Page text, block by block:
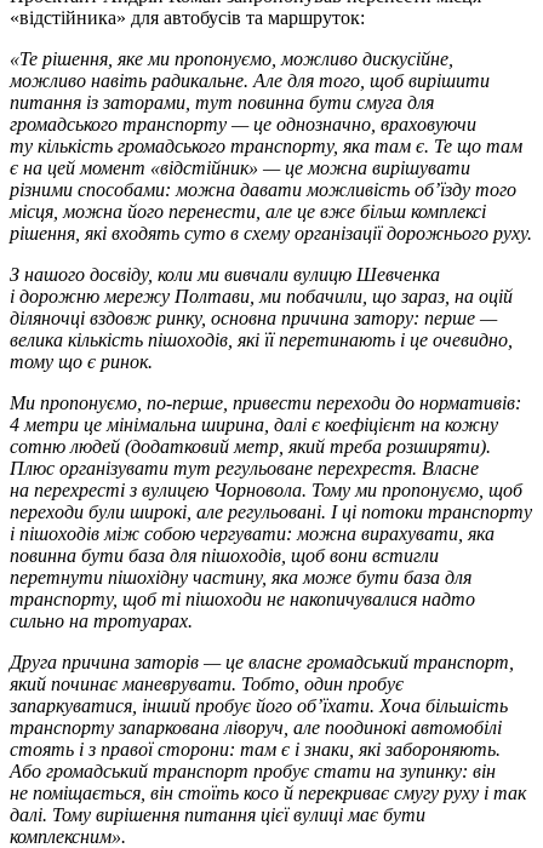
«відстійника» для автобусів та маршруток:
«Те рішення, яке ми пропонуємо, можливо дискусійне,
можливо навіть радикальне. Але для того, щоб вирішити
питання із заторами, тут повинна бути смуга для
громадського транспорту — це однозначно, враховуючи
ту кількість громадського транспорту, яка там є. Те що там
є на цей момент «відстійник» — це можна вирішувати
різними способами: можна давати можливість об’їзду того
місця, можна його перенести, але це вже більш комплексі
рішення, які входять суто в схему організації дорожнього руху.
З нашого досвіду, коли ми вивчали вулицю Шевченка
і дорожню мережу Полтави, ми побачили, що зараз, на оцій
діляночці вздовж ринку, основна причина затору: перше —
велика кількість пішоходів, які її перетинають і це очевидно,
тому що є ринок.
Ми пропонуємо, по-перше, привести переходи до нормативів:
4 метри це мінімальна ширина, далі є коефіцієнт на кожну
сотню людей (додатковий метр, який треба розширяти).
Плюс організувати тут регульоване перехрестя. Власне
на перехресті з вулицею Чорновола. Тому ми пропонуємо, щоб
переходи були широкі, але регульовані. І ці потоки транспорту
і пішоходів між собою чергувати: можна вирахувати, яка
повинна бути база для пішоходів, щоб вони встигли
перетнути пішохідну частину, яка може бути база для
транспорту, щоб ті пішоходи не накопичувалися надто
сильно на тротуарах.
Друга причина заторів — це власне громадський транспорт,
який починає маневрувати. Тобто, один пробує
запаркуватися, інший пробує його об’їхати. Хоча більшість
транспорту запаркована ліворуч, але поодинокі автомобілі
стоять і з правої сторони: там є і знаки, які забороняють.
Або громадський транспорт пробує стати на зупинку: він
не поміщається, він стоїть косо й перекриває смугу руху і так
далі. Тому вирішення питання цієї вулиці має бути
комплексним».